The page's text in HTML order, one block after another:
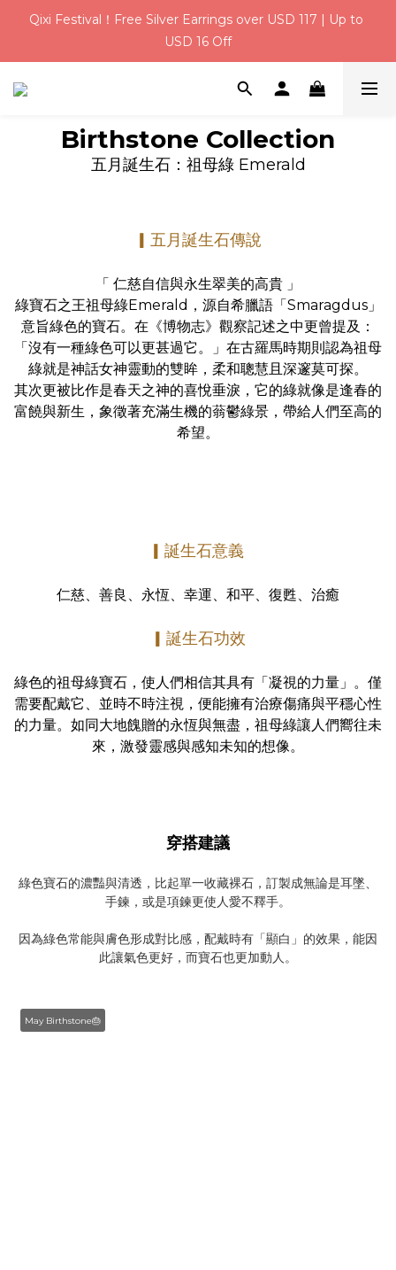
Qixi Festival！Free Silver Earrings over USD 117 | Up to
USD 16 Off
Qixi Festival！Free Silver Earrings over USD 117 | Up to
USD 16 Off
USD 6 Welcome Credit for New Members | Free Gift
Qixi Festival！Free Silver Earrings over USD 117 | Up to
USD 16 Off
Birthstone Collection
五月誕生石：祖母綠 Emerald
▎五月誕生石傳說
「 仁慈自信與永生翠美的高貴 」
綠寶石之王祖母綠Emerald，源自希臘語「Smaragdus」
意旨綠色的寶石。在《博物志》觀察記述之中更曾提及：
「沒有一種綠色可以更甚過它。」在古羅馬時期則認為祖母
綠就是神話女神靈動的雙眸，柔和聰慧且深邃莫可探。
其次更被比作是春天之神的喜悅垂淚，它的綠就像是逢春的
富饒與新生，象徵著充滿生機的蓊鬱綠景，帶給人們至高的
希望。
▎誕生石意義
仁慈、善良、永恆、幸運、和平、復甦、治癒
▎ 誕生石功效
綠色的祖母綠寶石，使人們相信其具有「凝視的力量」。僅
需要配戴它、並時不時注視，便能擁有治療傷痛與平穩心性
的力量。如同大地餽贈的永恆與無盡，祖母綠讓人們嚮往未
來，激發靈感與感知未知的想像。
穿搭建議
綠色寶石的濃豔與清透，比起單一收藏裸石，訂製成無論是耳墜、
手鍊，或是項鍊更使人愛不釋手。
因為綠色常能與膚色形成對比感，配戴時有「顯白」的效果，能因
此讓氣色更好，而寶石也更加動人。
May Birthstone🎂